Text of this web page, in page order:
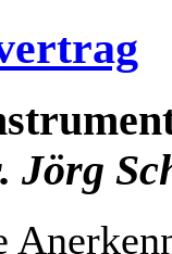
Jörg